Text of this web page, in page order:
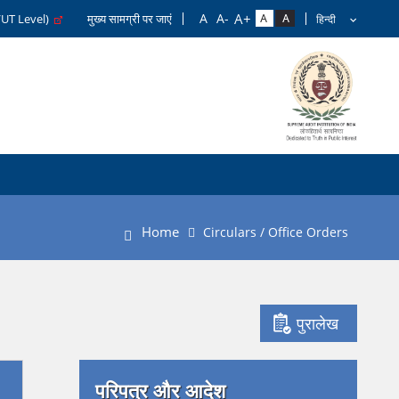
Level) मुख्य सामग्री पर जाएं
Home Circulars / Office Orders
पुरालेख
परिपत्र और आदेश